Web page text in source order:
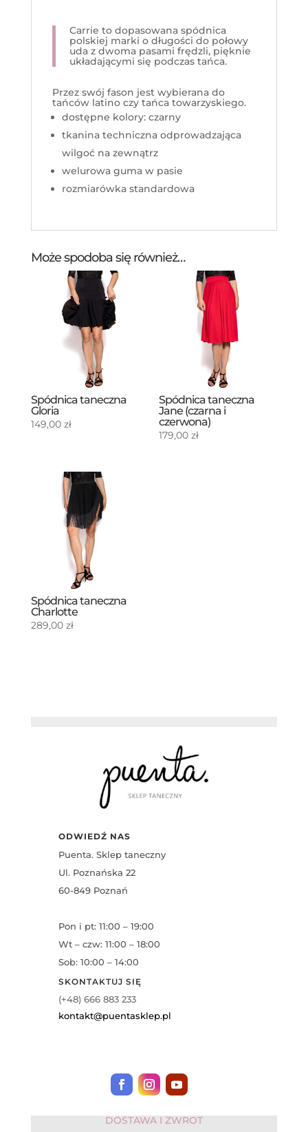
Carrie to dopasowana spódnica
polskiej marki o długości do połowy
uda z dwoma pasami frędzli, pięknie
układającymi się podczas tańca.
Przez swój fason jest wybierana do
tańców latino czy tańca towarzyskiego.
dostępne kolory: czarny
tkanina techniczna odprowadzająca
wilgoć na zewnątrz
welurowa guma w pasie
rozmiarówka standardowa
Może spodoba się również…
Spódnica taneczna
Gloria
149,00 zł
Spódnica taneczna
Jane (czarna i
czerwona)
179,00zł
Spódnica taneczna
Charlotte
289,00 zł
ODWIEDŹ NAS
Puenta. Sklep taneczny
Ul. Poznańska 22
60-849 Poznań
Pon i pt: 11:00 – 19:00
Wt – czw: 11:00 – 18:00
Sob: 10:00 – 14:00
SKONTAKTUJ SIĘ
(+48) 666 883 233
kontakt@puentasklep.pl
DOSTAWA I ZWROT